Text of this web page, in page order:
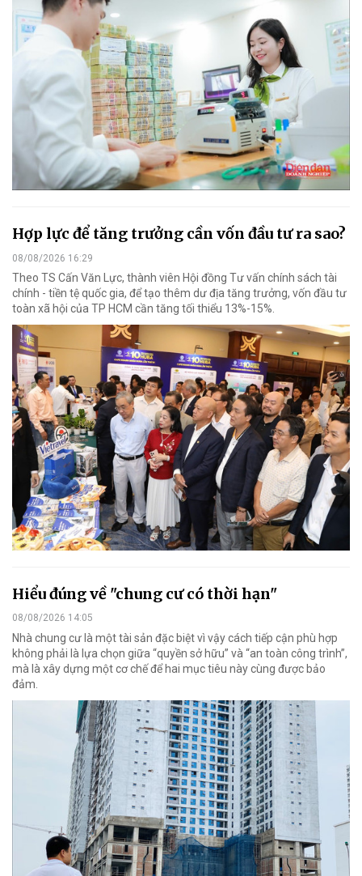
Hợp lực để tăng trưởng cần vốn đầu tư ra sao?
08/08/2026 16:29
Theo TS Cấn Văn Lực, thành viên Hội đồng Tư vấn chính sách tài
chính - tiền tệ quốc gia, để tạo thêm dư địa tăng trưởng, vốn đầu tư
toàn xã hội của TP HCM cần tăng tối thiểu 13%-15%.
Hiểu đúng về "chung cư có thời hạn"
08/08/2026 14:05
Nhà chung cư là một tài sản đặc biệt vì vậy cách tiếp cận phù hợp
không phải là lựa chọn giữa “quyền sở hữu” và “an toàn công trình”,
mà là xây dựng một cơ chế để hai mục tiêu này cùng được bảo
đảm.